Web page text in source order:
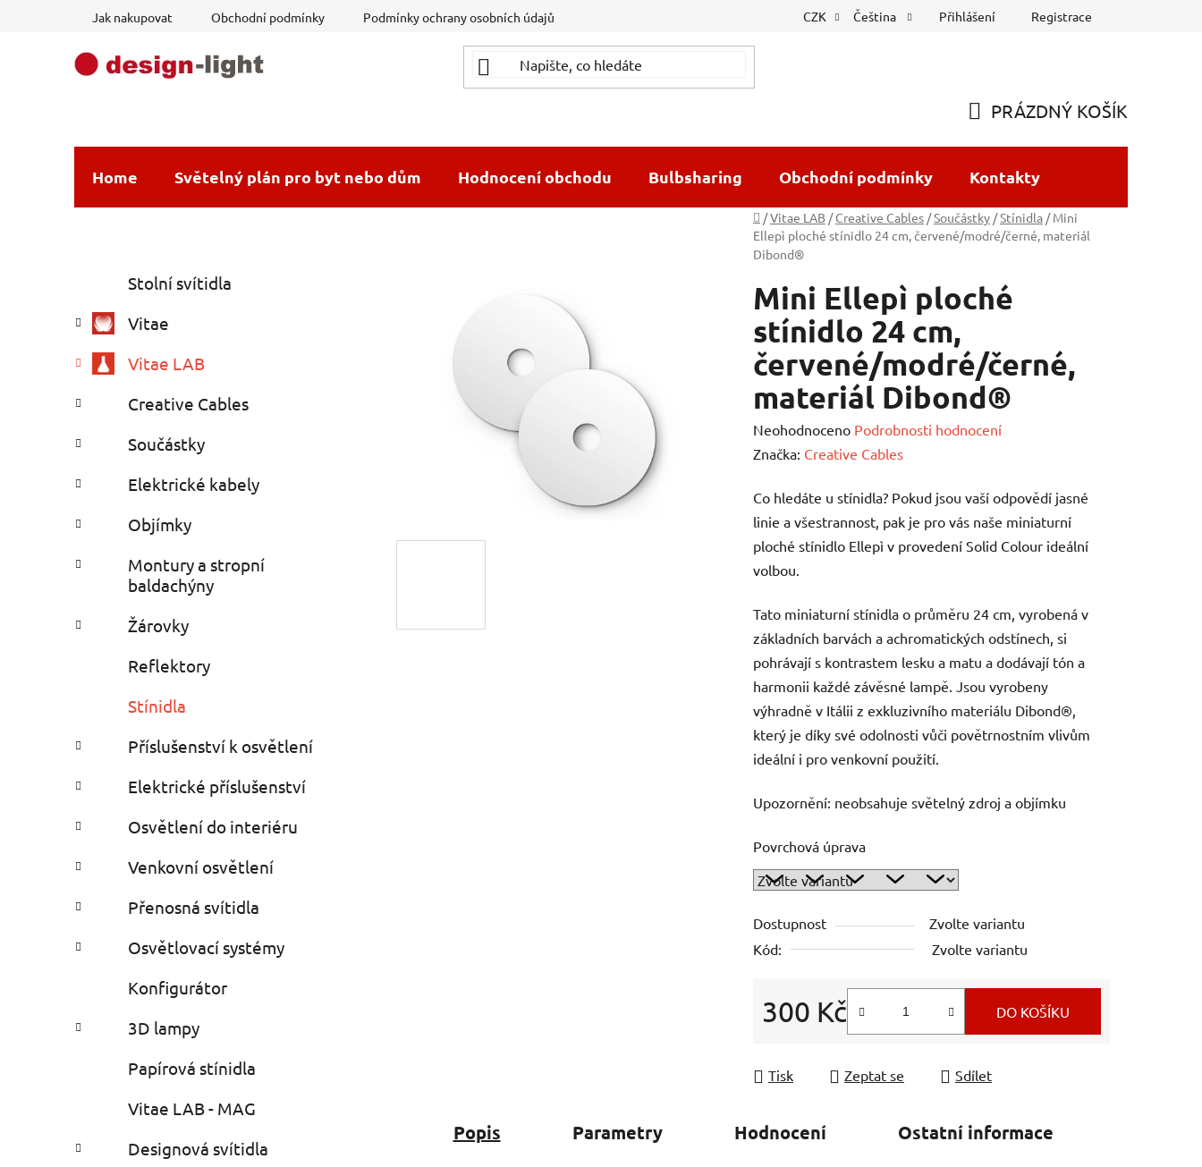
Jak nakupovat Obchodní podmínky Podmínky ochrany osobních údajů CZK Čeština Přihlášení Registrace
KOŠÍK
PRÁZDNÝ KOŠÍK
Home Světelný plán pro byt nebo dům Hodnocení obchodu Bulbsharing Obchodní podmínky Kontakty
Domů
/Vitae LAB / Creative Cables /Součástky /Stínidla / Mini
Ellepì ploché stínidlo 24 cm, červené/modré/černé, materiál
Dibond®
s
r
n
n
p
n
l
kategorie
e
o
i
Stolní svítidla
Vitae
Vitae LAB
Creative Cables
Součástky
Elektrické kabely
Objímky
Montury a stropní
baldachýny
Žárovky
Reflektory
Stínidla
Příslušenství k osvětlení
Elektrické příslušenství
Osvětlení do interiéru
Venkovní osvětlení
Přenosná svítidla
Osvětlovací systémy
Konfigurátor
3D lampy
Papírová stínidla
Vitae LAB - MAG
Designová svítidla
Mini Ellepì ploché
stínidlo 24 cm,
červené/modré/černé,
materiál Dibond®
Průměrné
hodnocení
je
0,0
z
5
Neohodnoceno Podrobnosti hodnocení
Značka: Creative Cables
Co hledáte u stínidla? Pokud jsou vaší odpovědí jasné
linie a všestrannost, pak je pro vás naše miniaturní
ploché stínidlo Ellepì v provedení Solid Colour ideální
volbou.
Tato miniaturní stínidla o průměru 24 cm, vyrobená v
základních barvách a achromatických odstínech, si
pohrávají s kontrastem lesku a matu a dodávají tón a
harmonii každé závěsné lampě. Jsou vyrobeny
výhradně v Itálii z exkluzivního materiálu Dibond®,
který je díky své odolnosti vůči povětrnostním vlivům
ideální i pro venkovní použití.
Upozornění: neobsahuje světelný zdroj a objímku
Povrchová úprava
Dostupnost
Zvolte variantu
Kód:
Zvolte variantu
300 Kč DO KOŠÍKU
Tisk Zeptat se Sdílet
Popis Parametry Hodnocení Ostatní informace